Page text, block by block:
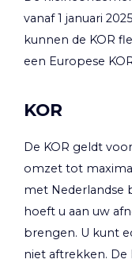
vanaf 1 januari
kunnen de KOR
een Europese
KOR
De KOR geldt
omzet tot
met Nederlandse
hoeft u aan uw
brengen. U kunt
niet aftrekken. De